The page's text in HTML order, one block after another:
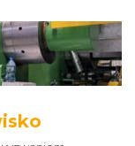
S.A.
jest